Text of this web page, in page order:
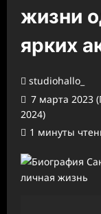
жизни
ярких
studiohallo_
7 марта 2023
2024)
1 минуты